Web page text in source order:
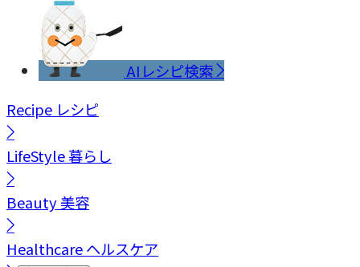
AIレシピ検索
Recipe レシピ
LifeStyle暮らし
Beauty美容
Healthcareヘルスケア